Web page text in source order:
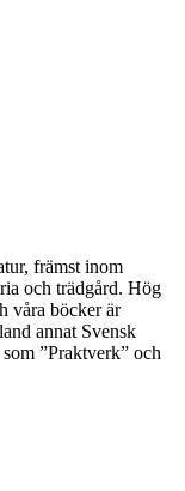
främst inom
och trädgård. Hög
våra böcker är
annat Svensk
”Praktverk” och